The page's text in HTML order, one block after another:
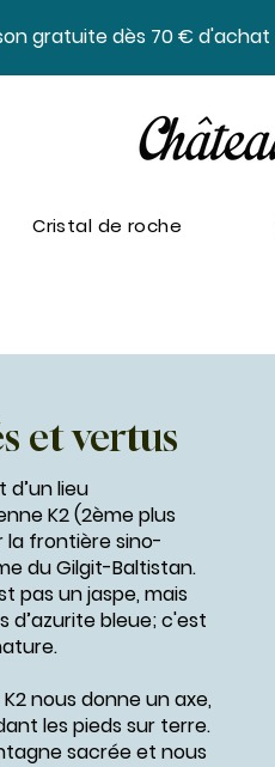
gratuite dès 70 €
Cristal de roche
et vertus
d’un lieu
K2 (2ème plus
la frontière sino-
du Gilgit-Baltistan.
pas un jaspe, mais
d’azurite bleue; c'est
nous donne un axe,
les pieds sur terre.
sacrée et nous